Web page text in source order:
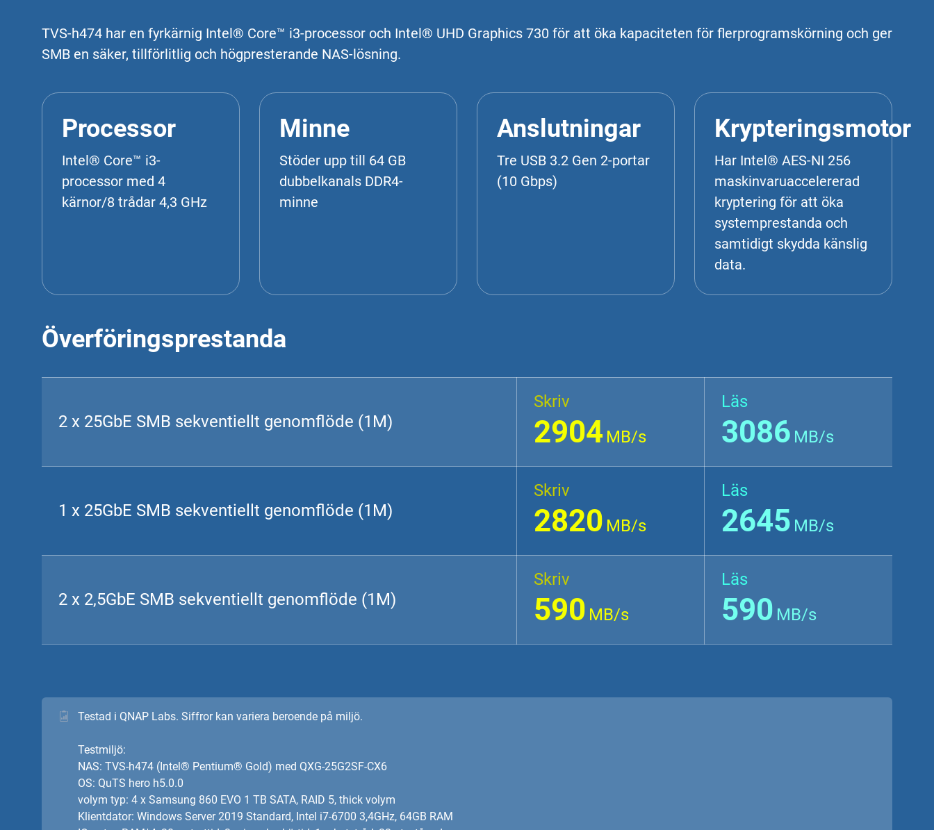
TVS-h474 har en fyrkärnig Intel® Core™ i3-processor och Intel® UHD Graphics 730 för att öka kapaciteten för flerprogramskörning och ger
SMB en säker, tillförlitlig och högpresterande NAS-lösning.
Processor
Intel® Core™ i3-
processor med 4
kärnor/8 trådar 4,3 GHz
Minne
Stöder upp till 64 GB
dubbelkanals DDR4-
minne
Anslutningar
Tre USB 3.2 Gen 2-portar
(10 Gbps)
Krypteringsmotor
Har Intel® AES-NI 256
maskinvaruaccelererad
kryptering för att öka
systemprestanda och
samtidigt skydda känslig
data.
Överföringsprestanda
2 x 25GbE SMB sekventiellt genomflöde (1M)
Skriv
2904 MB/s
Läs
3086 MB/s
1 x 25GbE SMB sekventiellt genomflöde (1M)
Skriv
2820 MB/s
Läs
2645 MB/s
2 x 2,5GbE SMB sekventiellt genomflöde (1M)
Skriv
590 MB/s
Läs
590 MB/s
Testad i QNAP Labs. Siffror kan variera beroende på miljö.
Testmiljö:
NAS: TVS-h474 (Intel® Pentium® Gold) med QXG-25G2SF-CX6
OS: QuTS hero h5.0.0
volym typ: 4 x Samsung 860 EVO 1 TB SATA, RAID 5, thick volym
Klientdator: Windows Server 2019 Standard, Intel i7-6700 3,4GHz, 64GB RAM